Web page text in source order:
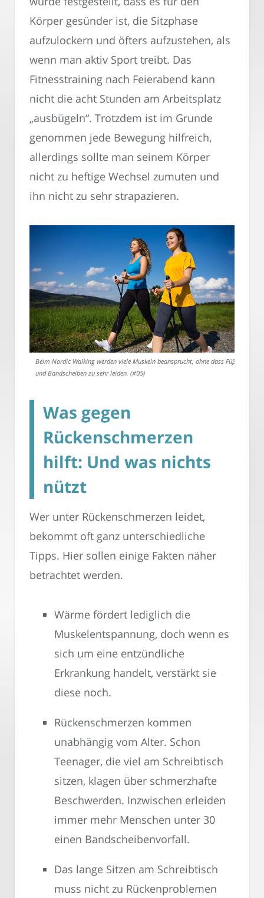
Körper gesünder ist, die Sitzphase
aufzulockern und öfters aufzustehen, als
wenn man aktiv Sport treibt. Das
Fitnesstraining nach Feierabend kann
nicht die acht Stunden am Arbeitsplatz
„ausbügeln“. Trotzdem ist im Grunde
genommen jede Bewegung hilfreich,
allerdings sollte man seinem Körper
nicht zu heftige Wechsel zumuten und
ihn nicht zu sehr strapazieren.
Beim Nordic Walking werden viele Muskeln beansprucht, ohne dass Füße
und Bandscheiben zu sehr leiden. (#05)
Was gegen
Rückenschmerzen
hilft: Und was nichts
nützt
Wer unter Rückenschmerzen leidet,
bekommt oft ganz unterschiedliche
Tipps. Hier sollen einige Fakten näher
betrachtet werden.
Wärme fördert lediglich die
Muskelentspannung, doch wenn es
sich um eine entzündliche
Erkrankung handelt, verstärkt sie
diese noch.
Rückenschmerzen kommen
unabhängig vom Alter. Schon
Teenager, die viel am Schreibtisch
sitzen, klagen über schmerzhafte
Beschwerden. Inzwischen erleiden
immer mehr Menschen unter 30
einen Bandscheibenvorfall.
Das lange Sitzen am Schreibtisch
muss nicht zu Rückenproblemen